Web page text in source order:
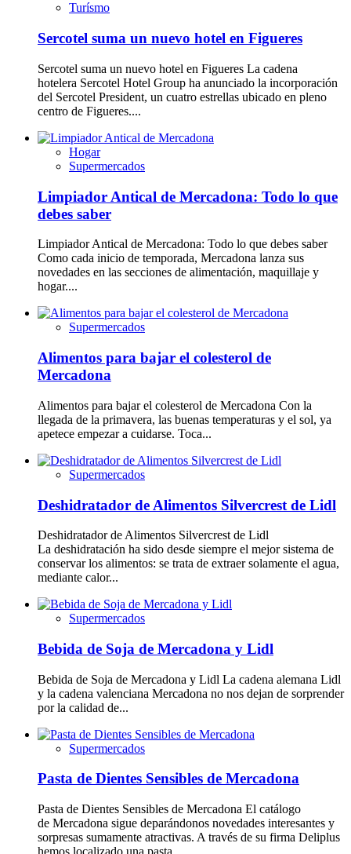
Turísmo
Sercotel suma un nuevo hotel en Figueres
Sercotel suma un nuevo hotel en Figueres La cadena
hotelera Sercotel Hotel Group ha anunciado la incorporación
del Sercotel President, un cuatro estrellas ubicado en pleno
centro de Figueres....
Hogar
Supermercados
Limpiador Antical de Mercadona: Todo lo que
debes saber
Limpiador Antical de Mercadona: Todo lo que debes saber
Como cada inicio de temporada, Mercadona lanza sus
novedades en las secciones de alimentación, maquillaje y
hogar....
Supermercados
Alimentos para bajar el colesterol de
Mercadona
Alimentos para bajar el colesterol de Mercadona Con la
llegada de la primavera, las buenas temperaturas y el sol, ya
apetece empezar a cuidarse. Toca...
Supermercados
Deshidratador de Alimentos Silvercrest de Lidl
Deshidratador de Alimentos Silvercrest de Lidl
La deshidratación ha sido desde siempre el mejor sistema de
conservar los alimentos: se trata de extraer solamente el agua,
mediante calor...
Supermercados
Bebida de Soja de Mercadona y Lidl
Bebida de Soja de Mercadona y Lidl La cadena alemana Lidl
y la cadena valenciana Mercadona no nos dejan de sorprender
por la calidad de...
Supermercados
Pasta de Dientes Sensibles de Mercadona
Pasta de Dientes Sensibles de Mercadona El catálogo
de Mercadona sigue deparándonos novedades interesantes y
sorpresas sumamente atractivas. A través de su firma Deliplus
hemos localizado una pasta...